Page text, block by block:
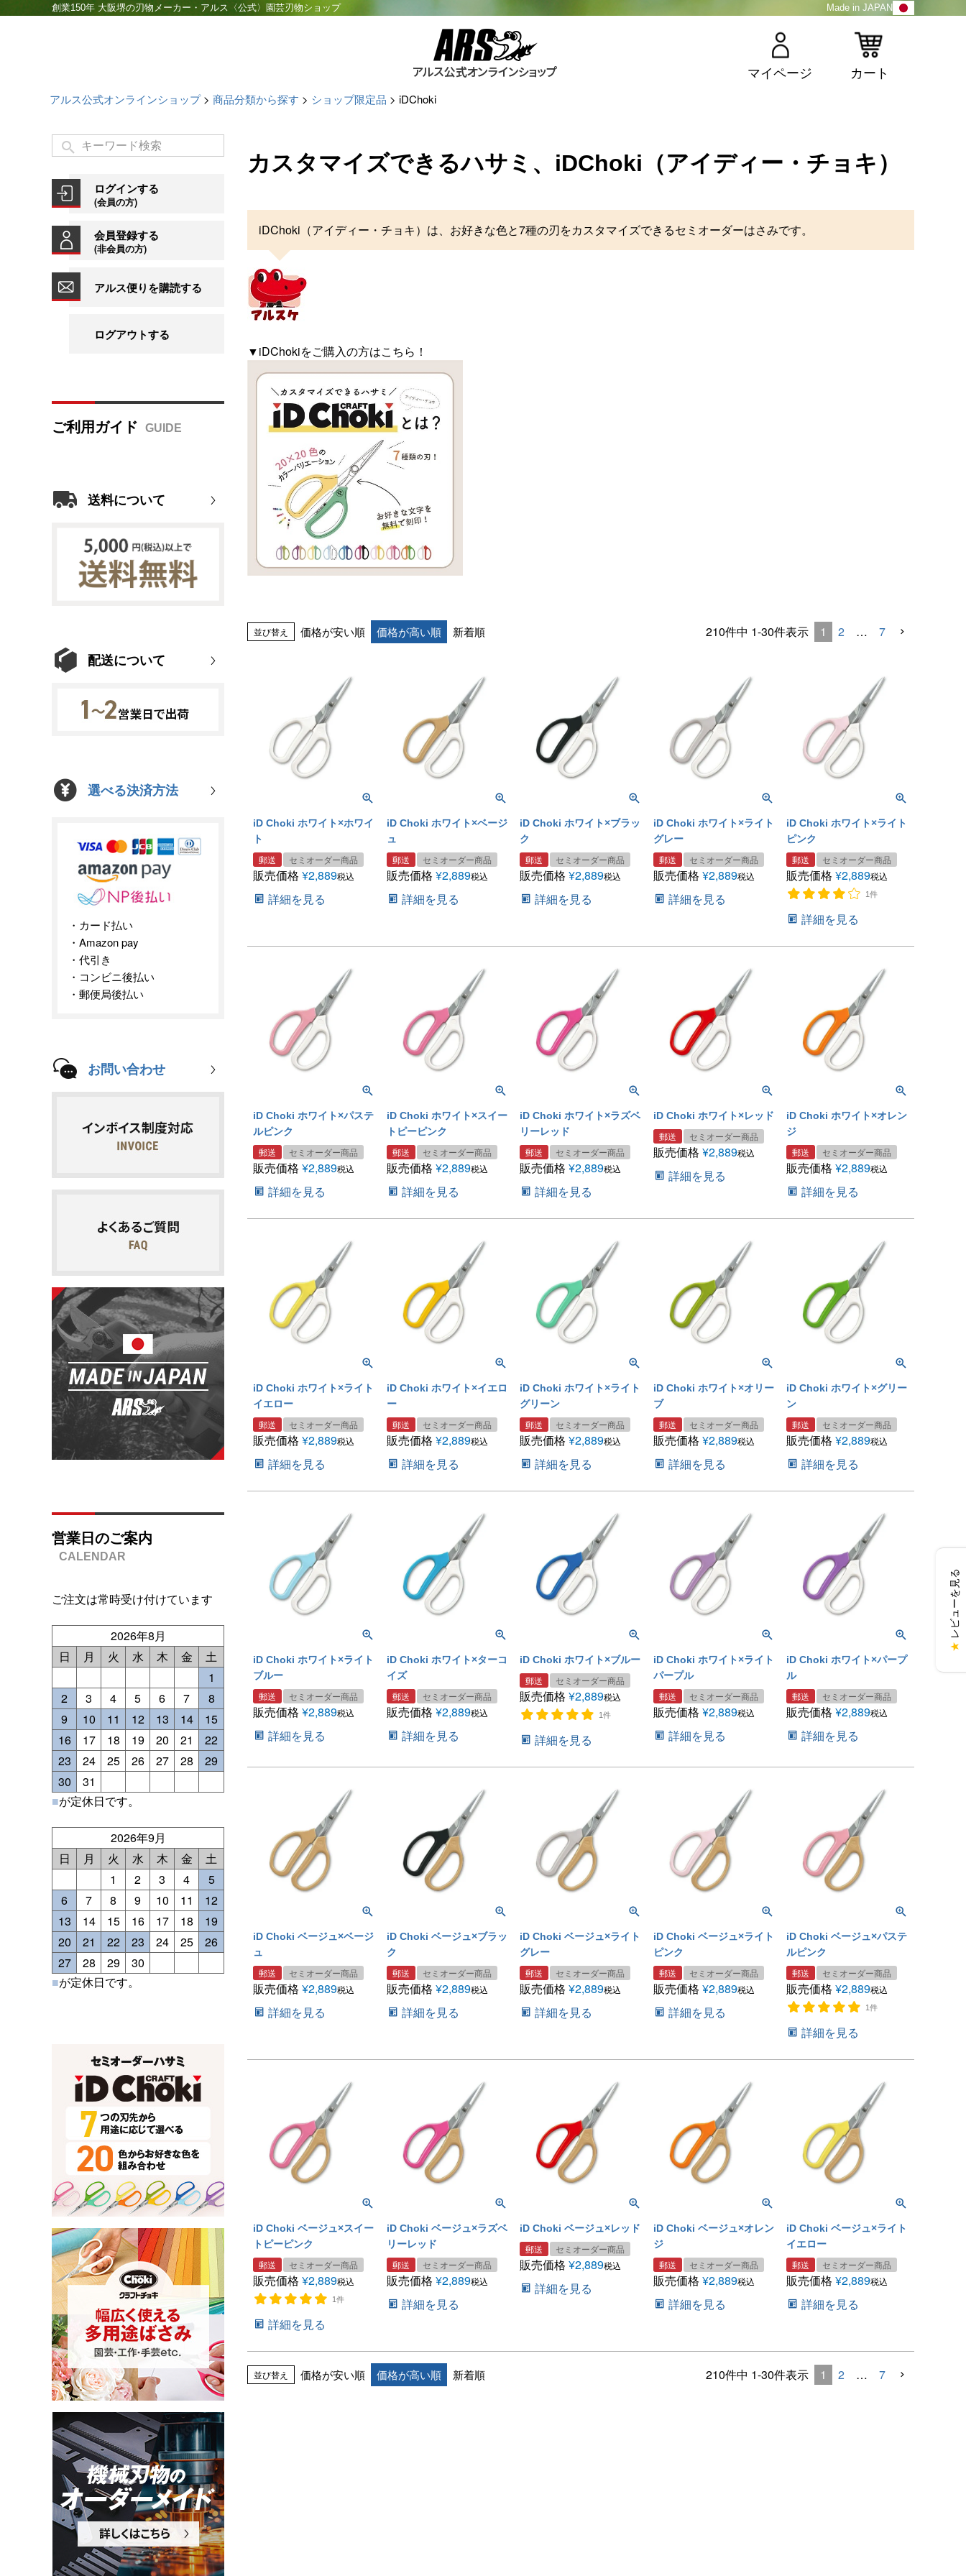
創業150年 大阪堺の刃物メーカー・アルス〈公式〉園芸刃物ショップ Made in JAPAN
マイページ カート
アルス公式オンラインショップ 商品分類から探す ショップ限定品 iDChoki
ログインする
(会員の方)
会員登録する
(非会員の方)
アルス便りを購読する
ログアウトする
ご利用ガイド
送料について
配送について
選べる決済方法
カード払い
Amazon pay
代引き
コンビニ後払い
郵便局後払い
お問い合わせ
営業日のご案内
ご注文は常時受け付けています
2026年8月
日
月 火 水 木 金
土
1
2
3 4 5 6 7
8
9
10 11 12 13 14
15
16
17 18 19 20 21
22
23
24 25 26 27 28
29
30
31
■が定休日です。
2026年9月
日
月 火 水 木 金
土
1
2 3 4
5
6
7 8 9 10 11
12
13
14 15 16 17 18
19
20
21 22 23 24 25
26
27
28 29
30
■が定休日です。
カスタマイズできるハサミ、iDChoki（アイディー・チョキ）
iDChoki（アイディー・チョキ）は、お好きな色と7種の刃をカスタマイズできるセミオーダーはさみです。
▼iDChokiをご購入の方はこちら！
並び替え 価格が安い順 価格が高い順 新着順 210件中 1-30件表示 1 2 … 7
iD Choki ホワイト×ホワイ
ト
郵送 セミオーダー商品
販売価格 ¥2,889税込
詳細を見る
iD Choki ホワイト×ベージ
ュ
郵送 セミオーダー商品
販売価格 ¥2,889税込
詳細を見る
iD Choki ホワイト×ブラッ
ク
郵送 セミオーダー商品
販売価格 ¥2,889税込
詳細を見る
iD Choki ホワイト×ライト
グレー
郵送 セミオーダー商品
販売価格 ¥2,889税込
詳細を見る
iD Choki ホワイト×ライト
ピンク
郵送 セミオーダー商品
販売価格 ¥2,889税込
1件
詳細を見る
iD Choki ホワイト×パステ
ルピンク
郵送 セミオーダー商品
販売価格 ¥2,889税込
詳細を見る
iD Choki ホワイト×スイー
トピーピンク
郵送 セミオーダー商品
販売価格 ¥2,889税込
詳細を見る
iD Choki ホワイト×ラズベ
リーレッド
郵送 セミオーダー商品
販売価格 ¥2,889税込
詳細を見る
iD Choki ホワイト×レッド
郵送 セミオーダー商品
販売価格 ¥2,889税込
詳細を見る
iD Choki ホワイト×オレン
ジ
郵送 セミオーダー商品
販売価格 ¥2,889税込
詳細を見る
iD Choki ホワイト×ライト
イエロー
郵送 セミオーダー商品
販売価格 ¥2,889税込
詳細を見る
iD Choki ホワイト×イエロ
ー
郵送 セミオーダー商品
販売価格 ¥2,889税込
詳細を見る
iD Choki ホワイト×ライト
グリーン
郵送 セミオーダー商品
販売価格 ¥2,889税込
詳細を見る
iD Choki ホワイト×オリー
ブ
郵送 セミオーダー商品
販売価格 ¥2,889税込
詳細を見る
iD Choki ホワイト×グリー
ン
郵送 セミオーダー商品
販売価格 ¥2,889税込
詳細を見る
iD Choki ホワイト×ライト
ブルー
郵送 セミオーダー商品
販売価格 ¥2,889税込
詳細を見る
iD Choki ホワイト×ターコ
イズ
郵送 セミオーダー商品
販売価格 ¥2,889税込
詳細を見る
iD Choki ホワイト×ブルー
郵送 セミオーダー商品
販売価格 ¥2,889税込
1件
詳細を見る
iD Choki ホワイト×ライト
パープル
郵送 セミオーダー商品
販売価格 ¥2,889税込
詳細を見る
iD Choki ホワイト×パープ
ル
郵送 セミオーダー商品
販売価格 ¥2,889税込
詳細を見る
iD Choki ベージュ×ベージ
ュ
郵送 セミオーダー商品
販売価格 ¥2,889税込
詳細を見る
iD Choki ベージュ×ブラッ
ク
郵送 セミオーダー商品
販売価格 ¥2,889税込
詳細を見る
iD Choki ベージュ×ライト
グレー
郵送 セミオーダー商品
販売価格 ¥2,889税込
詳細を見る
iD Choki ベージュ×ライト
ピンク
郵送 セミオーダー商品
販売価格 ¥2,889税込
詳細を見る
iD Choki ベージュ×パステ
ルピンク
郵送 セミオーダー商品
販売価格 ¥2,889税込
1件
詳細を見る
iD Choki ベージュ×スイー
トピーピンク
郵送 セミオーダー商品
販売価格 ¥2,889税込
1件
詳細を見る
iD Choki ベージュ×ラズベ
リーレッド
郵送 セミオーダー商品
販売価格 ¥2,889税込
詳細を見る
iD Choki ベージュ×レッド
郵送 セミオーダー商品
販売価格 ¥2,889税込
詳細を見る
iD Choki ベージュ×オレン
ジ
郵送 セミオーダー商品
販売価格 ¥2,889税込
詳細を見る
iD Choki ベージュ×ライト
イエロー
郵送 セミオーダー商品
販売価格 ¥2,889税込
詳細を見る
並び替え 価格が安い順 価格が高い順 新着順 210件中 1-30件表示 1 2 … 7
★
レビューを見る